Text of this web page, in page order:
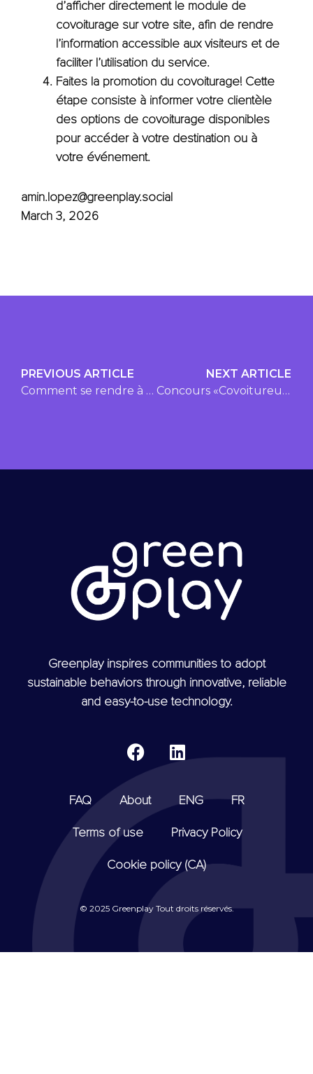
d’afficher directement le module de
covoiturage sur votre site, afin de rendre
l’information accessible aux visiteurs et de
faciliter l’utilisation du service.
Faites la promotion du covoiturage! Cette
étape consiste à informer votre clientèle
des options de covoiturage disponibles
pour accéder à votre destination ou à
votre événement.
amin.lopez@greenplay.social
March 3, 2026
PREVIOUS ARTICLE
Comment se rendre à Bromont, montagne d’expériences, en covoiturage
NEXT ARTICLE
Concours «Covoitureur de fin de saison!»
Greenplay inspires communities to adopt
sustainable behaviors through innovative, reliable
and easy-to-use technology.
FAQ About ENG FR
Terms of use Privacy Policy
Cookie policy (CA)
© 2025 Greenplay Tout droits réservés.